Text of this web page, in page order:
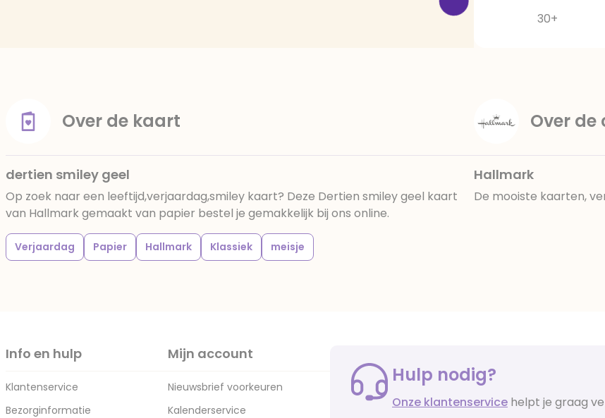
30+
Over de kaart
dertien smiley geel
Op zoek naar een leeftijd,verjaardag,smiley kaart? Deze Dertien smiley geel kaart
van Hallmark gemaakt van papier bestel je gemakkelijk bij ons online.
Verjaardag Papier Hallmark Klassiek meisje
Over de
Hallmark
De mooiste kaarten,
Info en hulp
Klantenservice
Bezorginformatie
Mijn account
Nieuwsbrief voorkeuren
Kalenderservice
Hulp nodig?
Onze klantenservice helpt je graag